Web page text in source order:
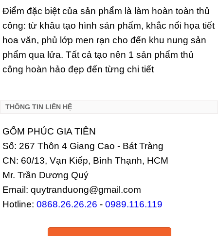
Điểm đặc biệt của sản phẩm là làm hoàn toàn thủ
công: từ khâu tạo hình sản phẩm, khắc nổi họa tiết
hoa văn, phủ lớp men rạn cho đến khu nung sản
phẩm qua lửa. Tất cả tạo nên 1 sản phẩm thủ
công hoàn hảo đẹp đến từng chi tiết
THÔNG TIN LIÊN HỆ
GỐM PHÚC GIA TIÊN
Số: 267 Thôn 4 Giang Cao - Bát Tràng
CN: 60/13, Vạn Kiếp, Bình Thạnh, HCM
Mr. Trần Dương Quý
Email: quytranduong@gmail.com
Hotline: 0868.26.26.26 - 0989.116.119